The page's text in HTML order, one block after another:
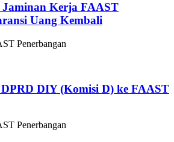
Kerja FAAST
Uang Kembali
Penerbangan
DIY (Komisi D) ke FAAST
Penerbangan